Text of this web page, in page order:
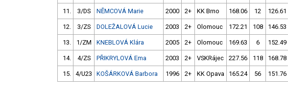
11. 3/DS NĚMCOVÁ Marie 2000 2+ KK Brno 168.06 12 126.61
12. 3/ZS DOLEŽALOVÁ Lucie 2003 2+ Olomouc 172.21 108 146.53
13. 1/ZM KNEBLOVÁ Klára 2005 2+ Olomouc 169.63 6 152.49
14. 4/ZS PŘIKRYLOVÁ Ema 2003 2+ VSKRájec 227.56 118 168.78
15. 4/U23 KOŠÁRKOVÁ Barbora 1996 2+ KK Opava 165.24 56 151.76